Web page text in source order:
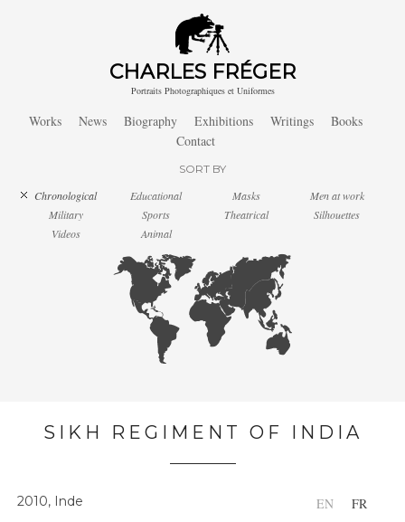
CHARLES FRÉGER
Portraits Photographiques et Uniformes
Works News Biography Exhibitions Writings
Books
Contact
SORT BY
Chronological Educational Masks
Men at work
Military
Sports Theatrical
Silhouettes
Videos
Animal
SIKH REGIMENT OF INDIA
EN FR
2010, Inde